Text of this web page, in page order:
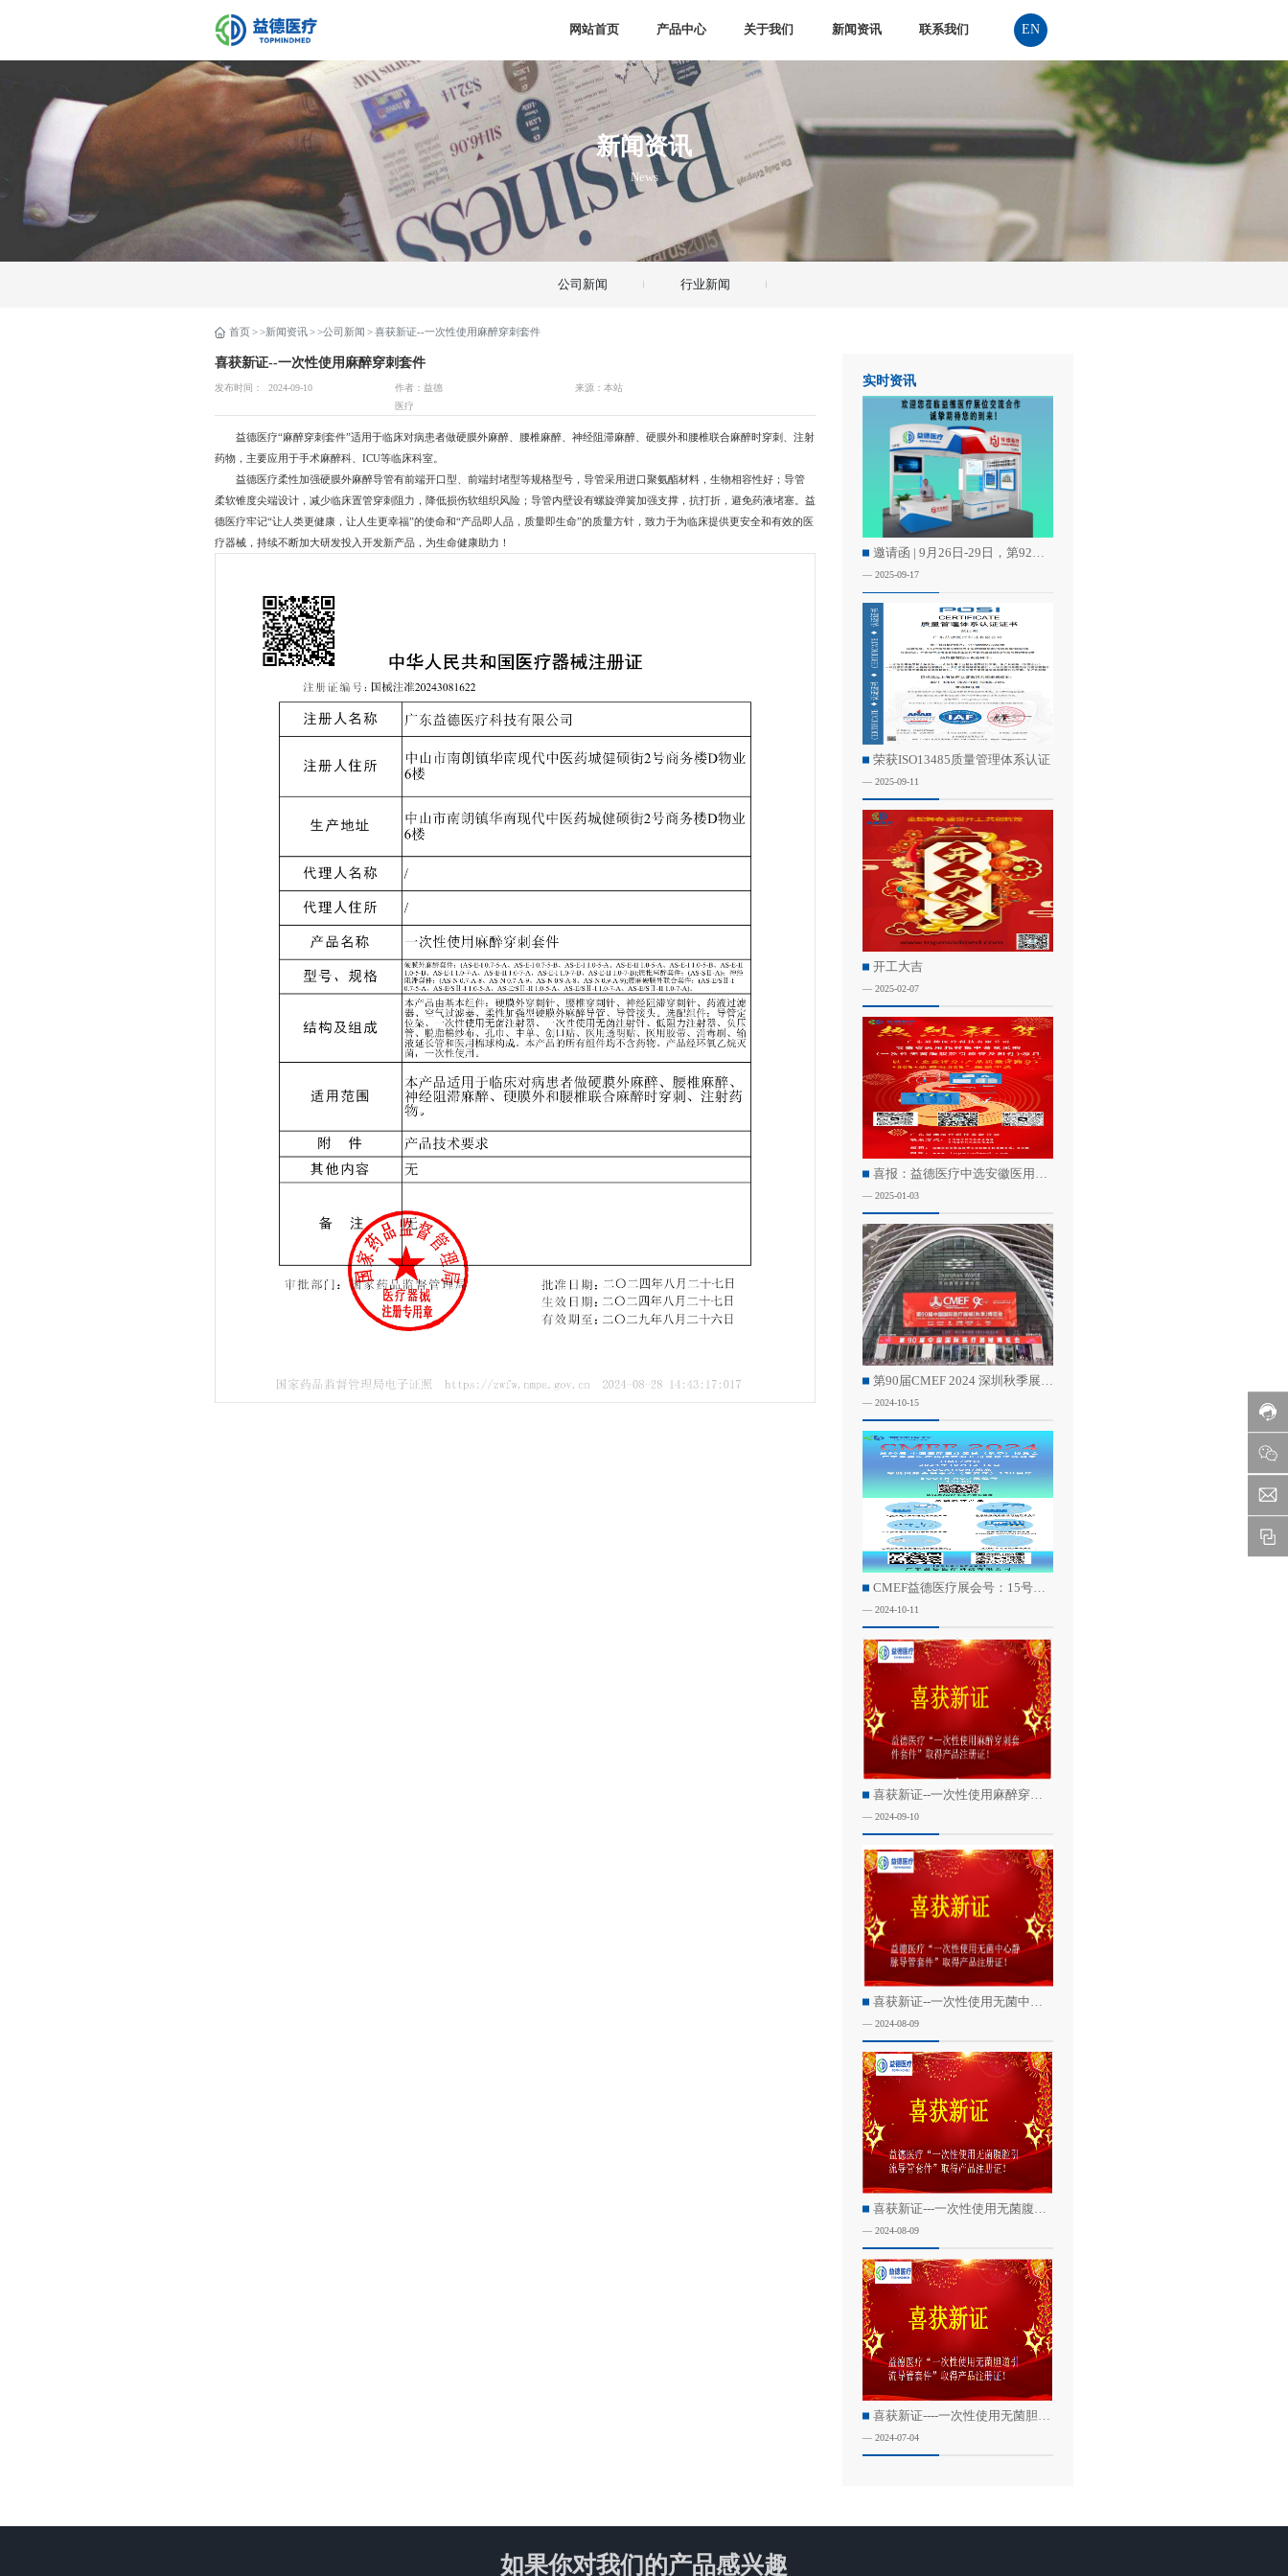
EN
网站首页 产品中心 关于我们 新闻资讯 联系我们
新闻资讯
News
公司新闻 行业新闻
首页 >新闻资讯 >公司新闻 喜获新证--一次性使用麻醉穿刺套件
喜获新证--一次性使用麻醉穿刺套件
发布时间： 2024-09-10
作者：益德
医疗
来源：本站
益德医疗“麻醉穿刺套件”适用于临床对病患者做硬膜外麻醉、腰椎麻醉、神经阻滞麻醉、硬膜外和腰椎联合麻醉时穿刺、注射
药物，主要应用于手术麻醉科、ICU等临床科室。
益德医疗柔性加强硬膜外麻醉导管有前端开口型、前端封堵型等规格型号，导管采用进口聚氨酯材料，生物相容性好；导管
柔软锥度尖端设计，减少临床置管穿刺阻力，降低损伤软组织风险；导管内壁设有螺旋弹簧加强支撑，抗打折，避免药液堵塞。益
德医疗牢记“让人类更健康，让人生更幸福”的使命和“产品即人品，质量即生命”的质量方针，致力于为临床提供更安全和有效的医
疗器械，持续不断加大研发投入开发新产品，为生命健康助力！
实时资讯
邀请函 | 9月26日-29日，第92届中国国际医疗器械（秋季）博览会，期待您的莅临!
— 2025-09-17
荣获ISO13485质量管理体系认证
— 2025-09-11
开工大吉
— 2025-02-07
喜报：益德医疗中选安徽医用耗材集中带量采购
— 2025-01-03
第90届CMEF 2024 深圳秋季展会回顾
— 2024-10-15
CMEF益德医疗展会号：15号馆广东展团15E08,邀您共赴盛会
— 2024-10-11
喜获新证--一次性使用麻醉穿刺套件
— 2024-09-10
喜获新证--一次性使用无菌中心静脉导管套件
— 2024-08-09
喜获新证---一次性使用无菌腹腔引流导管套件
— 2024-08-09
喜获新证----一次性使用无菌胆道引流导管套件
— 2024-07-04
如果你对我们的产品感兴趣